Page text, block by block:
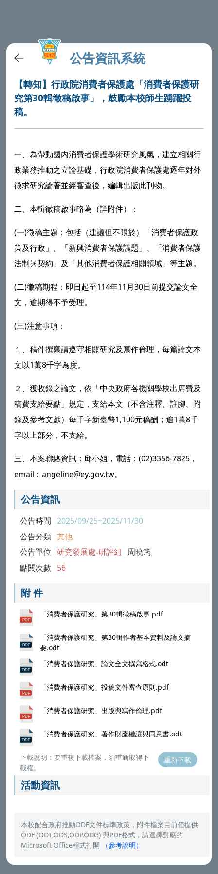
公告資訊系統
【轉知】行政院消費者保護處「消費者保護研
究第30輯徵稿啟事」，鼓勵本校師生踴躍投
稿。
一、為帶動國內消費者保護學術研究風氣，建立相關行
政業務推動之立論基礎，行政院消費者保護處逐年對外
徵求研究論著並經審查後，編輯出版此刊物。
二、本輯徵稿啟事略為（詳附件）：
(一)徵稿主題：包括（建議但不限於）「消費者保護政
策及行政」、「新興消費者保護議題」、「消費者保護
法制與契約」及「其他消費者保護相關領域」等主題。
(二)徵稿期程：即日起至114年11月30日前提交論文全
文，逾期得不予受理。
(三)注意事項：
１、稿件撰寫請遵守相關研究及寫作倫理，每篇論文本
文以1萬8千字為度。
２、獲收錄之論文，依「中央政府各機關學校出席費及
稿費支給要點」規定，支給本文（不含注釋、註腳、附
錄及參考文獻）每千字新臺幣1,100元稿酬；逾1萬8千
字以上部分，不支給。
三、本案聯絡資訊：邱小姐，電話：(02)3356-7825，
email：angeline@ey.gov.tw。
公告資訊
公告時間 2025/09/25~2025/11/30
公告分類 其他
公告單位 研究發展處-研評組 周曉筠
點閱次數 56
附 件
「消費者保護研究」第30輯徵稿啟事.pdf
「消費者保護研究」第30輯作者基本資料及論文摘
要.odt
「消費者保護研究」論文全文撰寫格式.odt
「消費者保護研究」投稿文件審查原則.pdf
「消費者保護研究」出版與寫作倫理.pdf
「消費者保護研究」著作財產權讓與同意書.odt
下載說明：要重複下載檔案，須重新取得下
載權。
重新下載
活動資訊
本校配合政府推動ODF文件標準政策，附件檔案目前僅提供
ODF (ODT,ODS,ODP,ODG) 與PDF格式，請選擇對應的
Microsoft Office程式打開
（參考說明）